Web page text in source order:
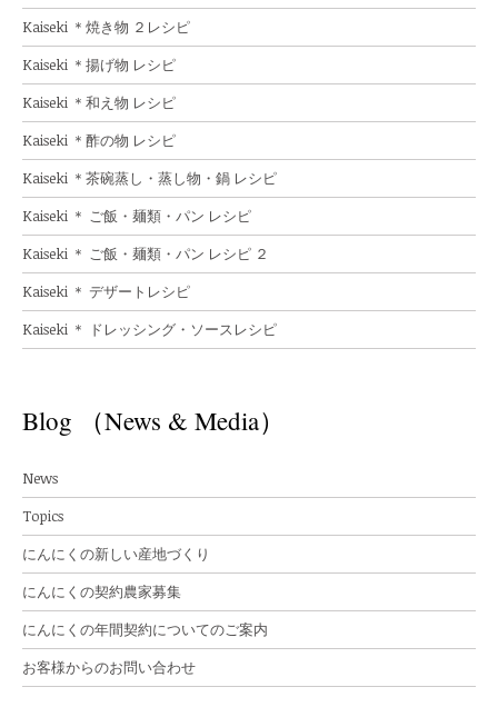
Kaiseki ＊焼き物 ２レシピ
Kaiseki ＊揚げ物 レシピ
Kaiseki ＊和え物 レシピ
Kaiseki ＊酢の物 レシピ
Kaiseki ＊茶碗蒸し・蒸し物・鍋 レシピ
Kaiseki ＊ ご飯・麺類・パン レシピ
Kaiseki ＊ ご飯・麺類・パン レシピ ２
Kaiseki ＊ デザートレシピ
Kaiseki ＊ ドレッシング・ソースレシピ
Blog （News & Media）
News
Topics
にんにくの新しい産地づくり
にんにくの契約農家募集
にんにくの年間契約についてのご案内
お客様からのお問い合わせ